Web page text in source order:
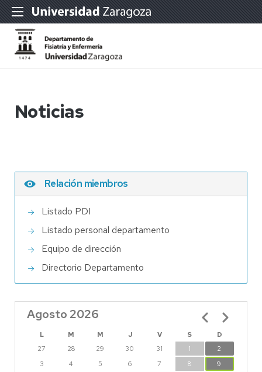
Noticias
Relación miembros
Listado PDI
Listado personal departamento
Equipo de dirección
Directorio Departamento
Agosto 2026
L M M J V S
D
27
28 29 30 31 1
2
3
4 5 6 7 8
9
Paginación